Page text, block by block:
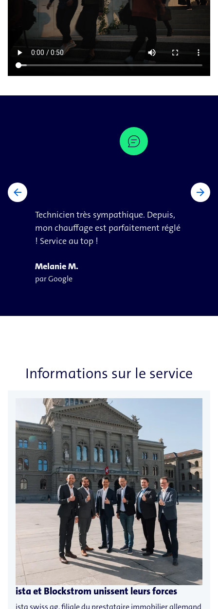
arrow_back arrow_forward
Technicien très sympathique. Depuis,
mon chauffage est parfaitement réglé
! Service au top !
Melanie M.
par Google
Informations sur le service
ista et Blockstrom unissent leurs forces
ista swiss ag, filiale du prestataire immobilier allemand